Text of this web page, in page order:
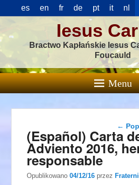
es en fr de pt it nl
Iesus
Bractwo Kapłańskie Iesus
Foucauld
Menu
←
(Español) Carta
Adviento 2016,
responsable
Opublikowano04/12/16 przez